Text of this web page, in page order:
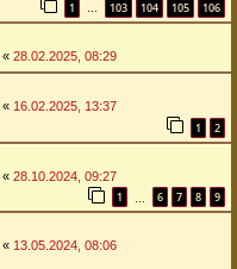
1 … 103 104 105 106
« 28.02.2025, 08:29
« 16.02.2025, 13:37
1 2
« 28.10.2024, 09:27
1 6 7 8 9
« 13.05.2024, 08:06